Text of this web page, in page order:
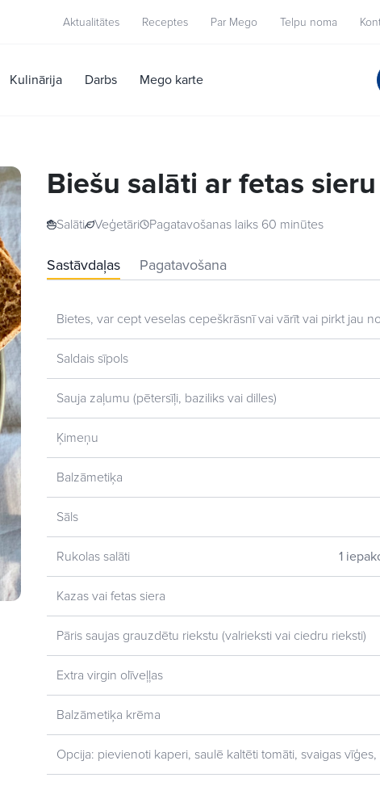
Aktualitātes Receptes Par Mego Telpu noma
Kulinārija Darbs Mego karte
Biešu salāti ar fetas sieru
Salāti Veģetāri Pagatavošanas laiks 60 minūtes
Sastāvdaļas Pagatavošana
Bietes, var cept veselas cepeškrāsnī vai vārīt vai pirkt jau
Saldais sīpols
Sauja zaļumu (pētersīļi, baziliks vai dilles)
Ķimeņu
Balzāmetiķa
Sāls
Rukolas salāti 1
Kazas vai fetas siera
Pāris saujas grauzdētu riekstu (valrieksti vai ciedru rieksti)
Extra virgin olīveļļas
Balzāmetiķa krēma
Opcija: pievienoti kaperi, saulē kaltēti tomāti, svaigas